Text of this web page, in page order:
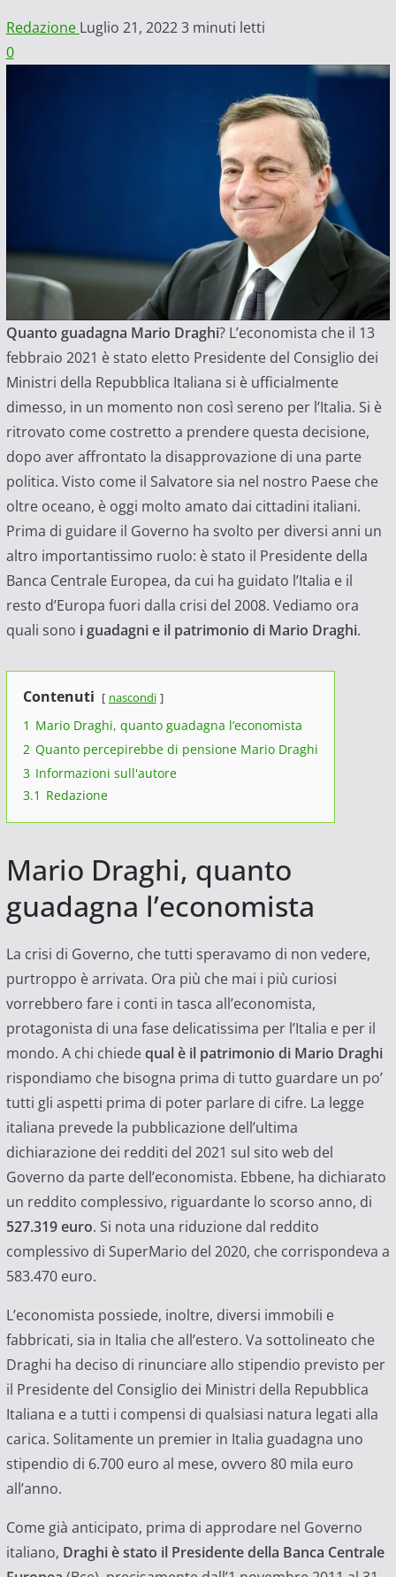
Redazione Luglio 21, 20223 minuti letti
0
Quanto guadagna Mario Draghi? L’economista che il 13
febbraio 2021 è stato eletto Presidente del Consiglio dei
Ministri della Repubblica Italiana si è ufficialmente
dimesso, in un momento non così sereno per l’Italia. Si è
ritrovato come costretto a prendere questa decisione,
dopo aver affrontato la disapprovazione di una parte
politica. Visto come il Salvatore sia nel nostro Paese che
oltre oceano, è oggi molto amato dai cittadini italiani.
Prima di guidare il Governo ha svolto per diversi anni un
altro importantissimo ruolo: è stato il Presidente della
Banca Centrale Europea, da cui ha guidato l’Italia e il
resto d’Europa fuori dalla crisi del 2008. Vediamo ora
quali sono i guadagni e il patrimonio di Mario Draghi.
Contenuti nascondi
1 Mario Draghi, quanto guadagna l’economista
2 Quanto percepirebbe di pensione Mario Draghi
3 Informazioni sull'autore
3.1 Redazione
Mario Draghi, quanto
guadagna l’economista
La crisi di Governo, che tutti speravamo di non vedere,
purtroppo è arrivata. Ora più che mai i più curiosi
vorrebbero fare i conti in tasca all’economista,
protagonista di una fase delicatissima per l’Italia e per il
mondo. A chi chiedequal è il patrimonio di Mario Draghi
rispondiamo che bisogna prima di tutto guardare un po’
tutti gli aspetti prima di poter parlare di cifre. La legge
italiana prevede la pubblicazione dell’ultima
dichiarazione dei redditi del 2021 sul sito web del
Governo da parte dell’economista. Ebbene, ha dichiarato
un reddito complessivo, riguardante lo scorso anno, di
527.319 euro. Si nota una riduzione dal reddito
complessivo di SuperMario del 2020, che corrispondeva a
583.470 euro.
L’economista possiede, inoltre, diversi immobili e
fabbricati, sia in Italia che all’estero. Va sottolineato che
Draghi ha deciso di rinunciare allo stipendio previsto per
il Presidente del Consiglio dei Ministri della Repubblica
Italiana e a tutti i compensi di qualsiasi natura legati alla
carica. Solitamente un premier in Italia guadagna uno
stipendio di 6.700 euro al mese, ovvero 80 mila euro
all’anno.
Come già anticipato, prima di approdare nel Governo
italiano, Draghi è stato il Presidente della Banca Centrale